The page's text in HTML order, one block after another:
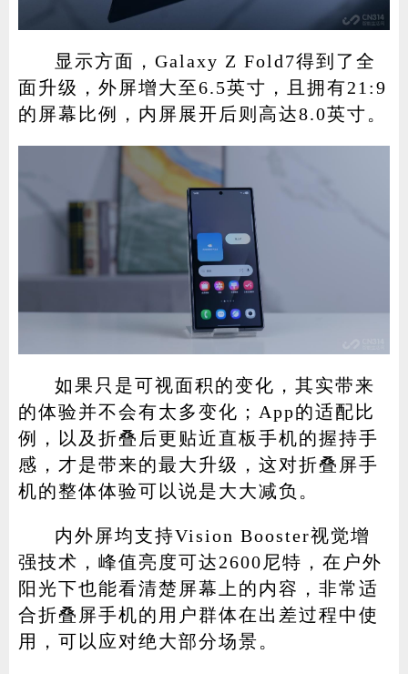
显示方面，Galaxy Z Fold7得到了全
面升级，外屏增大至6.5英寸，且拥有21:9
的屏幕比例，内屏展开后则高达8.0英寸。
如果只是可视面积的变化，其实带来
的体验并不会有太多变化；App的适配比
例，以及折叠后更贴近直板手机的握持手
感，才是带来的最大升级，这对折叠屏手
机的整体体验可以说是大大减负。
内外屏均支持Vision Booster视觉增
强技术，峰值亮度可达2600尼特，在户外
阳光下也能看清楚屏幕上的内容，非常适
合折叠屏手机的用户群体在出差过程中使
用，可以应对绝大部分场景。